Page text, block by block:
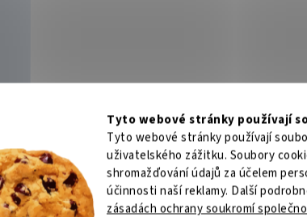
Tyto webové stránky používají
Tyto webové stránky používají
uživatelského zážitku. Soubory
shromažďování údajů za účelem
účinnosti naší reklamy. Další
zásadách ochrany soukromí